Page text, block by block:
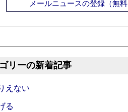
メールニュースの登録（無料
リーの新着記事
えない
る